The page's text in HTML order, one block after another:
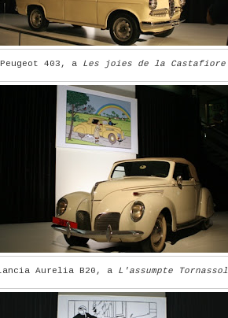
Peugeot 403, a Les joies de la Castafiore
Aurelia B20, a L'assumpte Tornassol